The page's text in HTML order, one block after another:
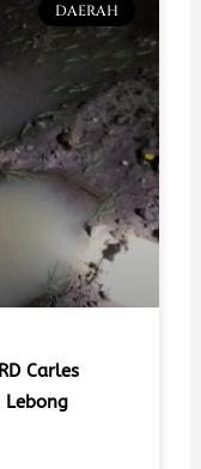
DAERAH
Carles
Lebong